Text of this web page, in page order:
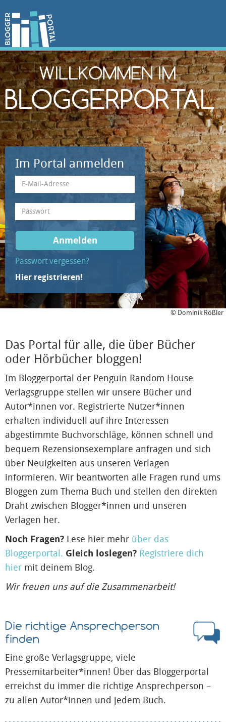
Im Portal anmelden
Anmelden
Passwort vergessen?
Hier registrieren!
© Dominik Rößler
Das Portal für alle, die über Bücher
oder Hörbücher bloggen!
Im Bloggerportal der Penguin Random House
Verlagsgruppe stellen wir unsere Bücher und
Autor*innen vor. Registrierte Nutzer*innen
erhalten individuell auf ihre Interessen
abgestimmte Buchvorschläge, können schnell und
bequem Rezensionsexemplare anfragen und sich
über Neuigkeiten aus unseren Verlagen
informieren. Wir beantworten alle Fragen rund ums
Bloggen zum Thema Buch und stellen den direkten
Draht zwischen Blogger*innen und unseren
Verlagen her.
Noch Fragen? Lese hier mehr über das
Bloggerportal. Gleich loslegen? Registriere dich
hier mit deinem Blog.
Wir freuen uns auf die Zusammenarbeit!
Die richtige Ansprech­person
finden
Eine große Verlagsgruppe, viele
Pressemitarbeiter*innen! Über das Bloggerportal
erreichst du immer die richtige Ansprechperson –
zu allen Autor*innen und jedem Buch.